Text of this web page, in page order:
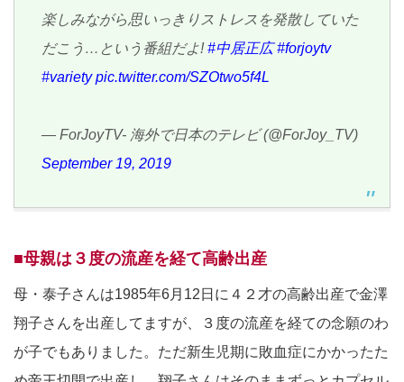
楽しみながら思いっきりストレスを発散していた
だこう…という番組だよ!#中居正広 #forjoytv
#variety pic.twitter.com/SZOtwo5f4L
— ForJoyTV- 海外で日本のテレビ (@ForJoy_TV)
September 19, 2019
■母親は３度の流産を経て高齢出産
母・泰子さんは1985年6月12日に４２才の高齢出産で金澤
翔子さんを出産してますが、３度の流産を経ての念願のわ
が子でもありました。ただ新生児期に敗血症にかかったた